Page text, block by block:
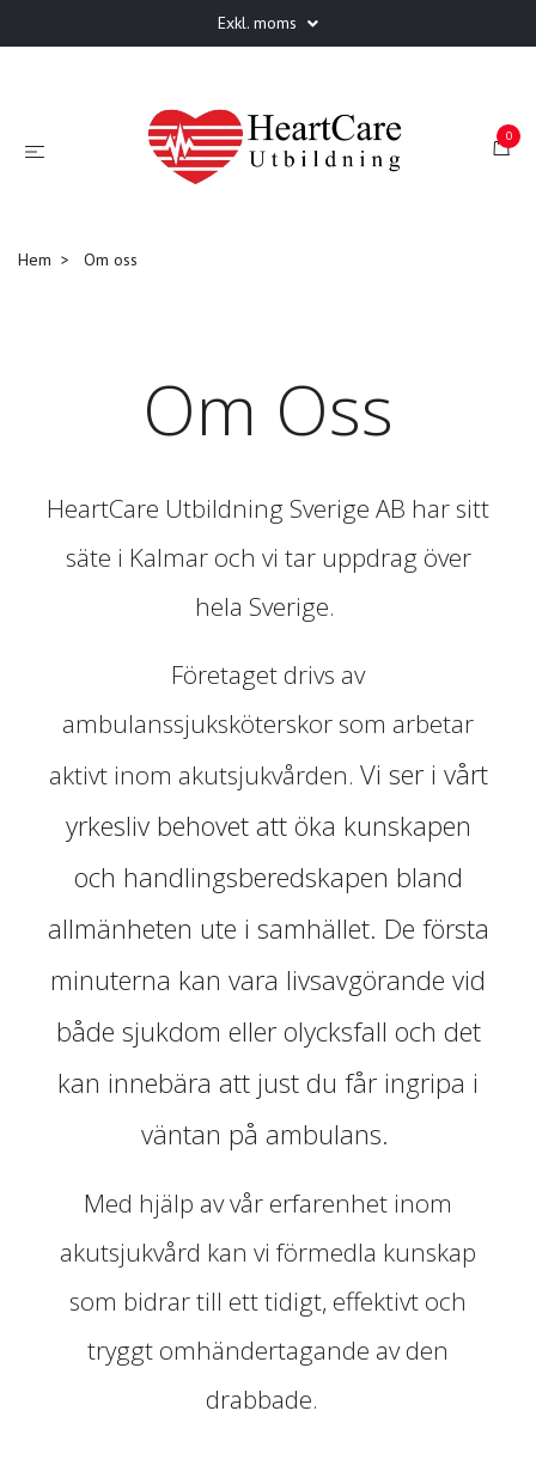
Exkl. moms
0
Hem Om oss
Om Oss
HeartCare Utbildning Sverige AB har sitt
säte i Kalmar och vi tar uppdrag över
hela Sverige.
Företaget drivs av
ambulanssjuksköterskor som arbetar
aktivt inom akutsjukvården. Vi ser i vårt
yrkesliv behovet att öka kunskapen
och handlingsberedskapen bland
allmänheten ute i samhället. De första
minuterna kan vara livsavgörande vid
både sjukdom eller olycksfall och det
kan innebära att just du får ingripa i
väntan på ambulans.
Med hjälp av vår erfarenhet inom
akutsjukvård kan vi förmedla kunskap
som bidrar till ett tidigt, effektivt och
tryggt omhändertagande av den
drabbade.